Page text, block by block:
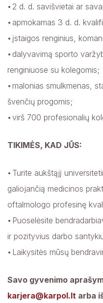
2 d. d. savišvietai ar
apmokamas 3 d. d.
įstaigos renginius,
dalyvavimą sporto
renginiuose su kolegomis;
malonias smulkmenas,
švenčių progomis;
virš 700 profesionalių
TIKIMĖS, KAD JŪS:
Turite aukštąjį
galiojančią medicinos
oftalmologo profesinę
Puoselėsite
ir pozityvius darbo
Laikysitės mūsų
Savo gyvenimo
karjera@karpol.lt arba